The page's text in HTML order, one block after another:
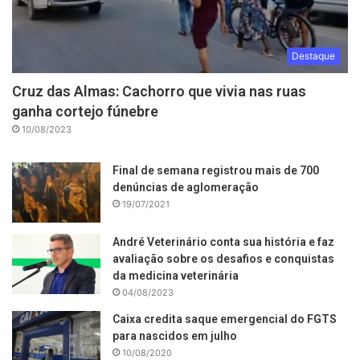
Destaque
Cruz das Almas: Cachorro que vivia nas ruas
ganha cortejo fúnebre
10/08/2023
Final de semana registrou mais de 700
denúncias de aglomeração
19/07/2021
André Veterinário conta sua história e faz
avaliação sobre os desafios e conquistas
da medicina veterinária
04/08/2023
Caixa credita saque emergencial do FGTS
para nascidos em julho
10/08/2020